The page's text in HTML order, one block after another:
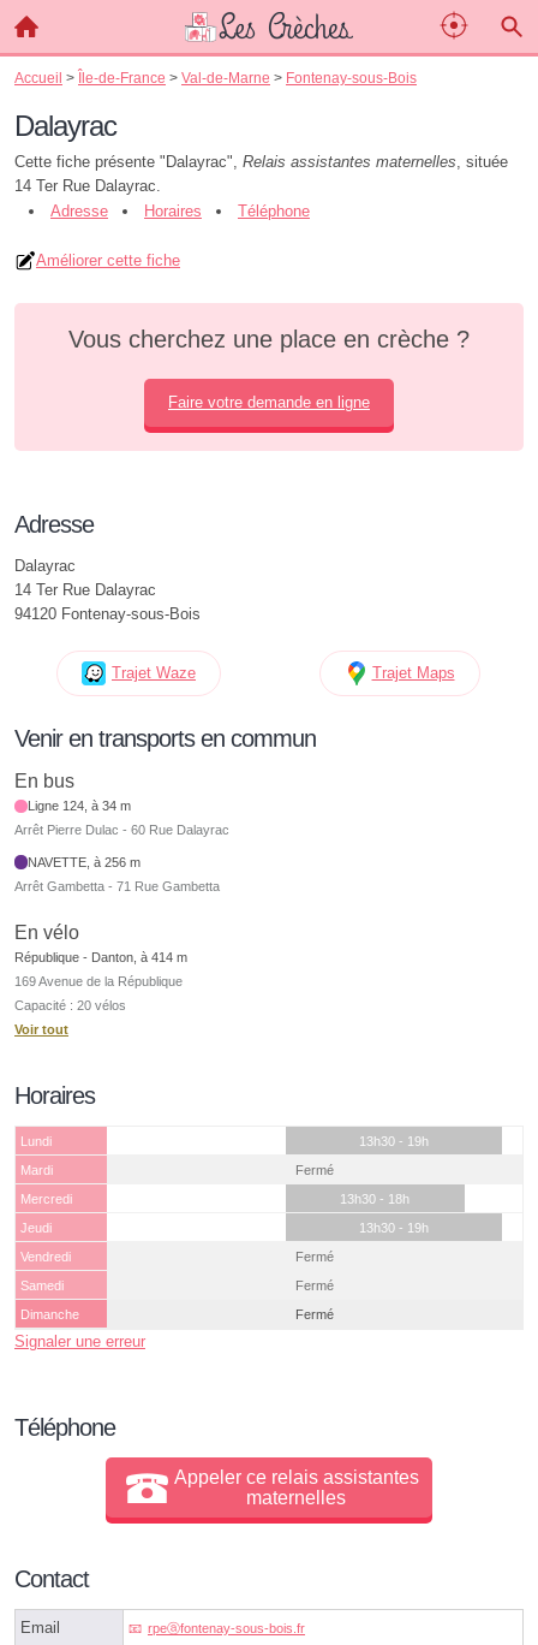
Accueil > Île-de-France > Val-de-Marne > Fontenay-sous-Bois
Dalayrac
Cette fiche présente "Dalayrac", Relais assistantes maternelles, située
14 Ter Rue Dalayrac.
Adresse
Horaires Téléphone
Améliorer cette fiche
Vous cherchez une place en crèche ?
Faire votre demande en ligne
Adresse
Dalayrac
14 Ter Rue Dalayrac
94120 Fontenay-sous-Bois
Trajet Waze Trajet Maps
Venir en transports en commun
En bus
Ligne 124, à 34 m
Arrêt Pierre Dulac - 60 Rue Dalayrac
NAVETTE, à 256 m
Arrêt Gambetta - 71 Rue Gambetta
En vélo
République - Danton, à 414 m
169 Avenue de la République
Capacité : 20 vélos
Voir tout
Horaires
Lundi
13h30 - 19h
Mardi
Fermé
Mercredi
13h30 - 18h
Jeudi
13h30 - 19h
Vendredi
Fermé
Samedi
Fermé
Dimanche
Fermé
Signaler une erreur
Téléphone
Appeler ce relais assistantes
maternelles
Contact
Email rpeⓐfontenay-sous-bois.fr